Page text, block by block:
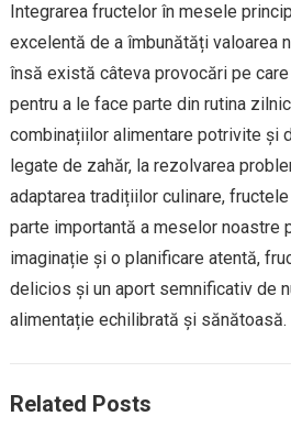
Integrarea fructelor în mesele
excelentă de a îmbunătăți valoarea
însă există câteva provocări pe
pentru a le face parte din rutina
combinațiilor alimentare potrivite și
legate de zahăr, la rezolvarea
adaptarea tradițiilor culinare,
parte importantă a meselor noastre
imaginație și o planificare atentă,
delicios și un aport semnificativ de
alimentație echilibrată și sănătoasă.
Related Posts